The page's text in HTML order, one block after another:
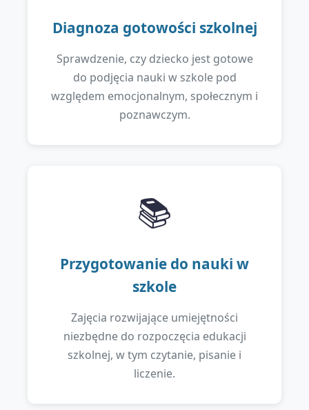
Diagnoza gotowości szkolnej
Sprawdzenie, czy dziecko jest gotowe
do podjęcia nauki w szkole pod
względem emocjonalnym, społecznym i
poznawczym.
📚
Przygotowanie do nauki w
szkole
Zajęcia rozwijające umiejętności
niezbędne do rozpoczęcia edukacji
szkolnej, w tym czytanie, pisanie i
liczenie.